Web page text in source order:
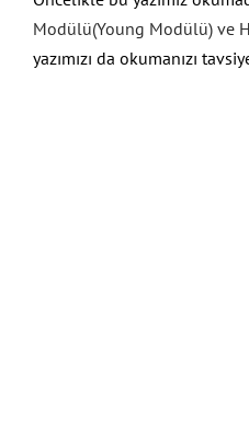
Modülü(Young Modülü) ve
yazımızı da okumanızı